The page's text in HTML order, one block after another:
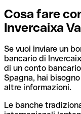
Cosa fare
Invercaixa
Se vuoi inviare un
bancario di
di un conto
Spagna, hai
altre informazioni.
Le banche